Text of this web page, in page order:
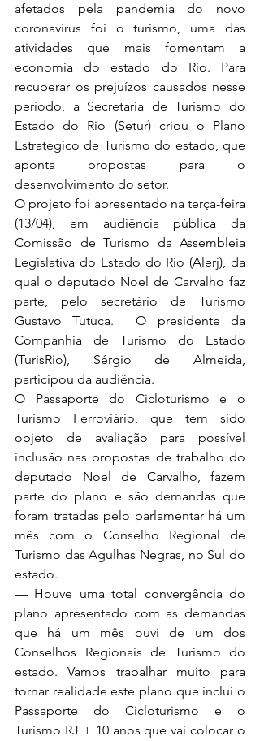
afetados pela pandemia do novo
coronavírus foi o turismo, uma das
atividades que mais fomentam a
economia do estado do Rio. Para
recuperar os prejuízos causados nesse
período, a Secretaria de Turismo do
Estado do Rio (Setur) criou o Plano
Estratégico de Turismo do estado, que
aponta propostas para o
desenvolvimento do setor.
O projeto foi apresentado na terça-feira
(13/04), em audiência pública da
Comissão de Turismo da Assembleia
Legislativa do Estado do Rio (Alerj), da
qual o deputado Noel de Carvalho faz
parte, pelo secretário de Turismo
Gustavo Tutuca.  O presidente da
Companhia de Turismo do Estado
(TurisRio), Sérgio de Almeida,
participou da audiência.
O Passaporte do Cicloturismo e o
Turismo Ferroviário, que tem sido
objeto de avaliação para possível
inclusão nas propostas de trabalho do
deputado Noel de Carvalho, fazem
parte do plano e são demandas que
foram tratadas pelo parlamentar há um
mês com o Conselho Regional de
Turismo das Agulhas Negras, no Sul do
estado.
— Houve uma total convergência do
plano apresentado com as demandas
que há um mês ouvi de um dos
Conselhos Regionais de Turismo do
estado. Vamos trabalhar muito para
tornar realidade este plano que inclui o
Passaporte do Cicloturismo e o
Turismo RJ + 10 anos que vai colocar o